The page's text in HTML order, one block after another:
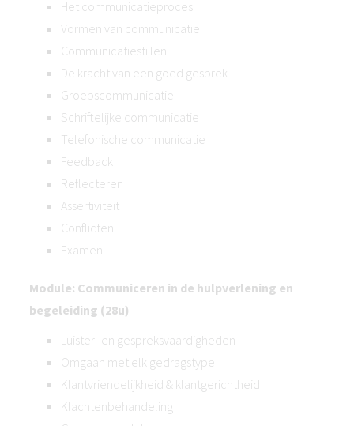
Het communicatieproces
Vormen van communicatie
Communicatiestijlen
De kracht van een goed gesprek
Groepscommunicatie
Schriftelijke communicatie
Telefonische communicatie
Feedback
Reflecteren
Assertiviteit
Conflicten
Examen
Module: Communiceren in de hulpverlening en
begeleiding (28u)
Luister- en gespreksvaardigheden
Omgaan met elk gedragstype
Klantvriendelijkheid & klantgerichtheid
Klachtenbehandeling